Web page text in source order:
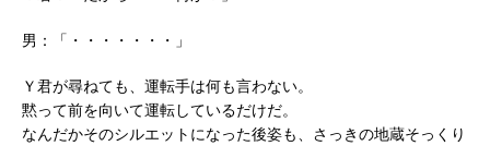
男：「・・・・・・・」
Ｙ君が尋ねても、運転手は何も言わない。
黙って前を向いて運転しているだけだ。
なんだかそのシルエットになった後姿も、さっきの地蔵そっくり